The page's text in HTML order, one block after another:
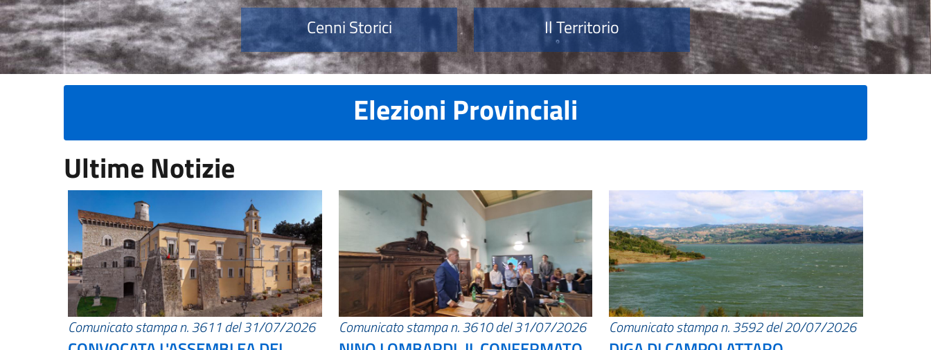
Cenni Storici Il Territorio
Elezioni Provinciali
Ultime Notizie
Comunicato stampa n. 3611 del 31/07/2026 Comunicato stampa n. 3610 del 31/07/2026 Comunicato stampa n. 3592 del 20/07/2026